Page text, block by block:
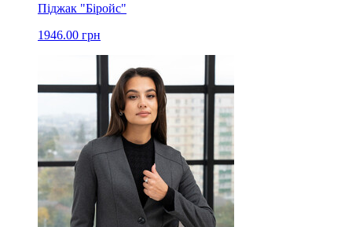
Піджак "Біройс"
1946.00 грн